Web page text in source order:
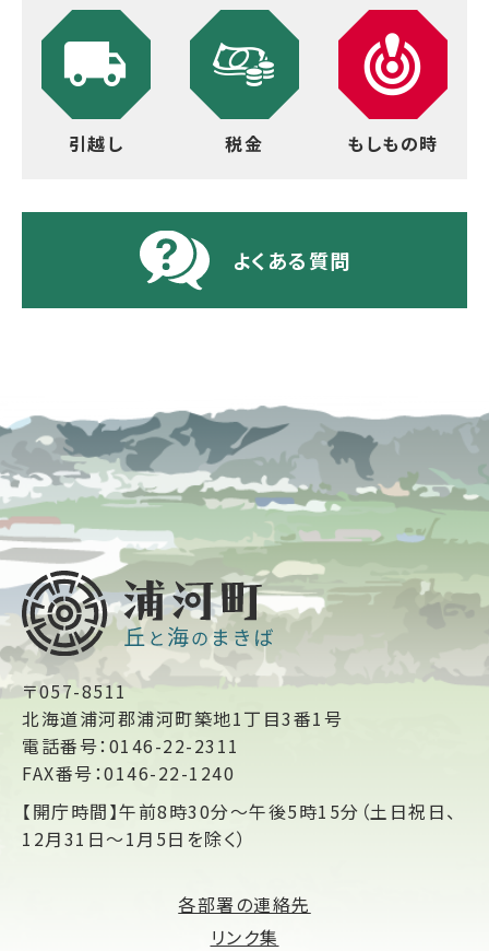
引越し 税金 もしもの時
よくある質問
〒057-8511
北海道浦河郡浦河町築地1丁目3番1号
電話番号：0146-22-2311
FAX番号：0146-22-1240
【開庁時間】午前8時30分～午後5時15分（土日祝日、
12月31日～1月5日を除く）
各部署の連絡先
リンク集